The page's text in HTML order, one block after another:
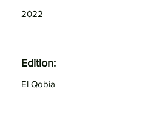
2022
Edition:
El Qobia